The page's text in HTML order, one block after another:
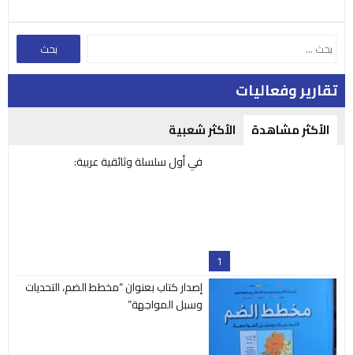
تقارير وفعاليات
الأكثر مشاهدة الأكثر شعبية
1
في أول سلسلة وثائقية عربية:
إصدار كتاب بعنوان “مخطط الضم، التحديات
وسبل المواجهة”